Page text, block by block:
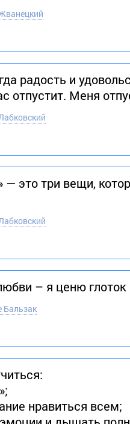
радость и
отпустит. Меня
— это три вещи,
– я ценю глоток
Бальзак
нравиться всем;